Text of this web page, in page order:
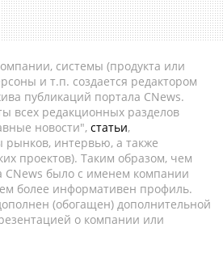
системы (продукта или
и т.п. создается редактором
публикаций портала CNews.
всех редакционных разделов
новости", статьи,
рынков, интервью, а также
проектов). Таким образом, чем
CNews было с именем компании
более информативен профиль.
(обогащен) дополнительной
о компании или